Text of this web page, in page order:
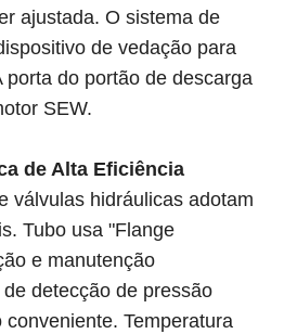
ajustada. O sistema de
de vedação para
porta do portão de descarga
SEW.
de Alta Eficiência
válvulas hidráulicas adotam
Tubo usa "Flange
e manutenção
detecção de pressão
Temperatura